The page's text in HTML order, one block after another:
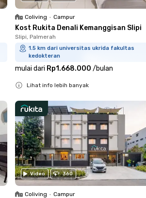
Coliving • Campur
Kost Rukita Denali Kemanggisan Slipi
Slipi, Palmerah
1.5 km dari universitas ukrida fakultas
kedokteran
mulai dari Rp1.668.000 /bulan
Lihat info lebih banyak
Video 360
Coliving • Campur